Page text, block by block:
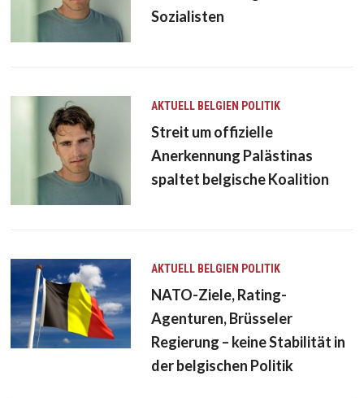
Sozialisten
AKTUELL BELGIEN POLITIK
Streit um offizielle
Anerkennung Palästinas
spaltet belgische Koalition
AKTUELL BELGIEN POLITIK
NATO-Ziele, Rating-
Agenturen, Brüsseler
Regierung – keine Stabilität in
der belgischen Politik